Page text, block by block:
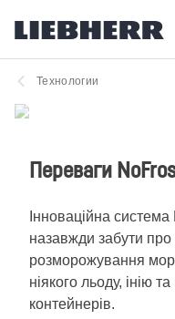
Технологии
Переваги
Інноваційна
назавжди забути
розморожування
ніякого льоду, інію
контейнерів.